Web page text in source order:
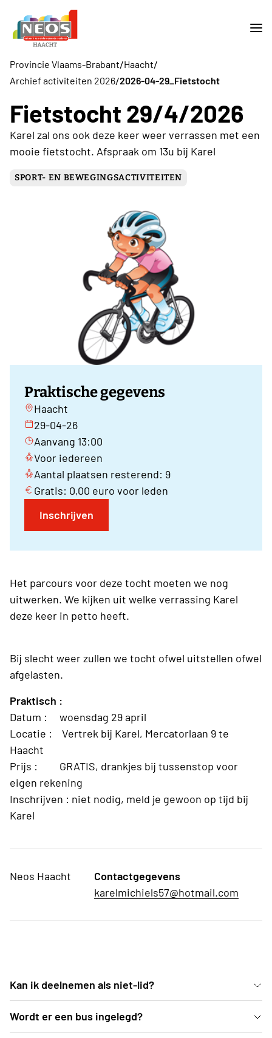
Provincie Vlaams-Brabant/Haacht/
Archief activiteiten 2026/2026-04-29_Fietstocht
Fietstocht 29/4/2026
Karel zal ons ook deze keer weer verrassen met een
mooie fietstocht. Afspraak om 13u bij Karel
SPORT- EN BEWEGINGSACTIVITEITEN
Praktische gegevens
Haacht
29-04-26
Aanvang 13:00
Voor iedereen
Aantal plaatsen resterend: 9
Gratis: 0,00 euro voor leden
Inschrijven
Het parcours voor deze tocht moeten we nog
uitwerken. We kijken uit welke verrassing Karel
deze keer in petto heeft.
Bij slecht weer zullen we tocht ofwel uitstellen ofwel
afgelasten.
Praktisch :
Datum : woensdag 29 april
Locatie : Vertrek bij Karel, Mercatorlaan 9 te
Haacht
Prijs : GRATIS, drankjes bij tussenstop voor
eigen rekening
Inschrijven : niet nodig, meld je gewoon op tijd bij
Karel
Neos Haacht
Contactgegevens
karelmichiels57@hotmail.com
Kan ik deelnemen als niet-lid?
test
Wordt er een bus ingelegd?